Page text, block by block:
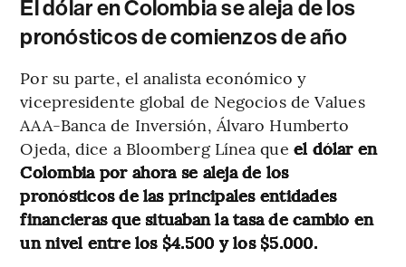
El dólar en Colombia se aleja de los
pronósticos de comienzos de año
Por su parte, el analista económico y
vicepresidente global de Negocios de Values
AAA-Banca de Inversión, Álvaro Humberto
Ojeda, dice a Bloomberg Línea que el dólar en
Colombia por ahora se aleja de los
pronósticos de las principales entidades
financieras que situaban la tasa de cambio en
un nivel entre los $4.500 y los $5.000.